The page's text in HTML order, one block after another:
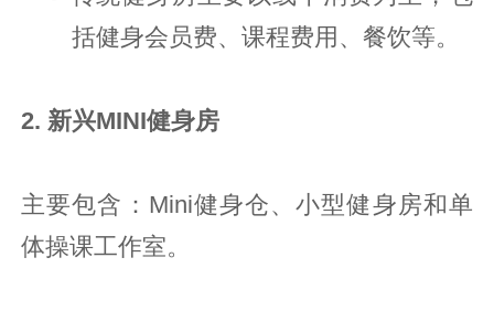
括健身会员费、课程费用、餐饮等。
2. 新兴MINI健身房
主要包含：Mini健身仓、小型健身房和单
体操课工作室。